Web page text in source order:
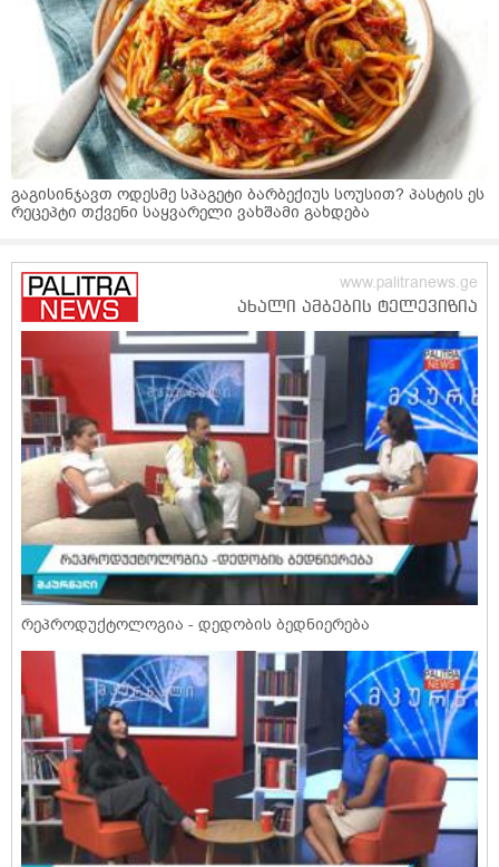
გაგისინჯავთ ოდესმე სპაგეტი ბარბექიუს სოუსით? პასტის ეს
რეცეპტი თქვენი საყვარელი ვახშამი გახდება
რეპროდუქტოლოგია - დედობის ბედნიერება